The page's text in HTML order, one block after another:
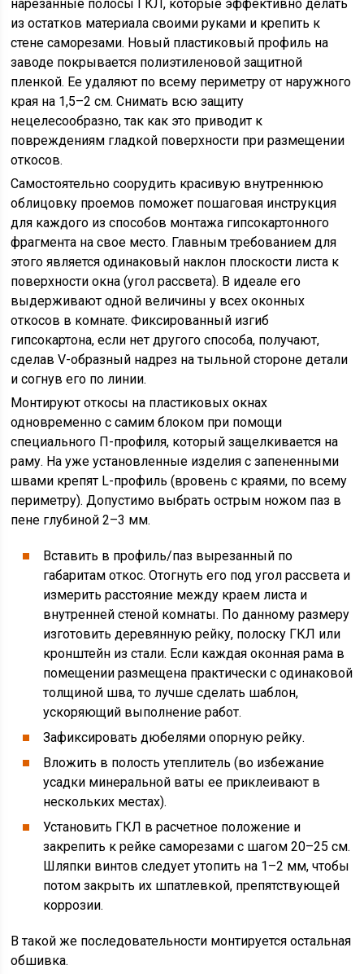
нарезанные полосы ГКЛ, которые эффективно делать
из остатков материала своими руками и крепить к
стене саморезами. Новый пластиковый профиль на
заводе покрывается полиэтиленовой защитной
пленкой. Ее удаляют по всему периметру от наружного
края на 1,5–2 см. Снимать всю защиту
нецелесообразно, так как это приводит к
повреждениям гладкой поверхности при размещении
откосов.
Самостоятельно соорудить красивую внутреннюю
облицовку проемов поможет пошаговая инструкция
для каждого из способов монтажа гипсокартонного
фрагмента на свое место. Главным требованием для
этого является одинаковый наклон плоскости листа к
поверхности окна (угол рассвета). В идеале его
выдерживают одной величины у всех оконных
откосов в комнате. Фиксированный изгиб
гипсокартона, если нет другого способа, получают,
сделав V-образный надрез на тыльной стороне детали
и согнув его по линии.
Монтируют откосы на пластиковых окнах
одновременно с самим блоком при помощи
специального П-профиля, который защелкивается на
раму. На уже установленные изделия с запененными
швами крепят L-профиль (вровень с краями, по всему
периметру). Допустимо выбрать острым ножом паз в
пене глубиной 2–3 мм.
Вставить в профиль/паз вырезанный по
габаритам откос. Отогнуть его под угол рассвета и
измерить расстояние между краем листа и
внутренней стеной комнаты. По данному размеру
изготовить деревянную рейку, полоску ГКЛ или
кронштейн из стали. Если каждая оконная рама в
помещении размещена практически с одинаковой
толщиной шва, то лучше сделать шаблон,
ускоряющий выполнение работ.
Зафиксировать дюбелями опорную рейку.
Вложить в полость утеплитель (во избежание
усадки минеральной ваты ее приклеивают в
нескольких местах).
Установить ГКЛ в расчетное положение и
закрепить к рейке саморезами с шагом 20–25 см.
Шляпки винтов следует утопить на 1–2 мм, чтобы
потом закрыть их шпатлевкой, препятствующей
коррозии.
В такой же последовательности монтируется остальная
обшивка.